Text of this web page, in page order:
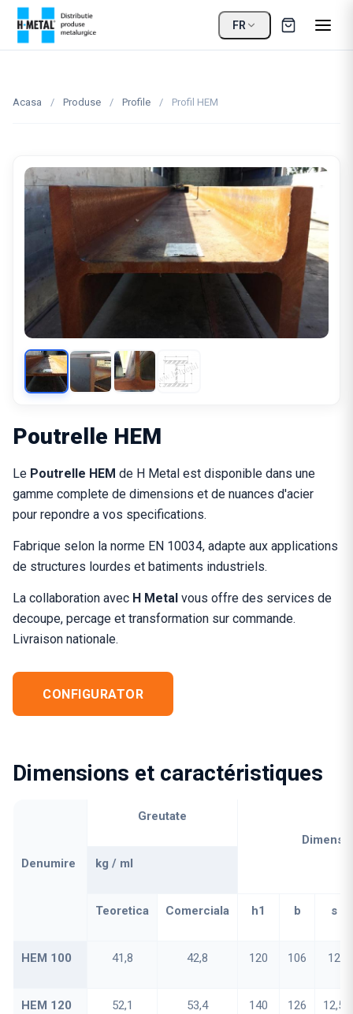
FR
Acasa / Produse / Profile / Profil HEM
Poutrelle HEM
Le Poutrelle HEM de H Metal est disponible dans une
gamme complete de dimensions et de nuances d'acier
pour repondre a vos specifications.
Fabrique selon la norme EN 10034, adapte aux applications
de structures lourdes et batiments industriels.
La collaboration avec H Metal vous offre des services de
decoupe, percage et transformation sur commande.
Livraison nationale.
CONFIGURATOR
Dimensions et caractéristiques
Denumire
Greutate
kg / ml
Teoretica Comerciala h1 b s
HEM 100 41,8 42,8 120 106 12
HEM 120 52,1 53,4 140 126 12,5